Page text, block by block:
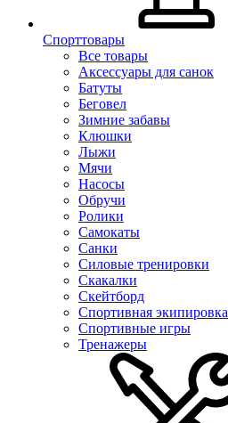
Спорттовары
Все товары
Аксессуары для санок
Батуты
Беговел
Зимние забавы
Клюшки
Лыжи
Мячи
Насосы
Обручи
Ролики
Самокаты
Санки
Силовые тренировки
Скакалки
Скейтборд
Спортивная экипировка
Спортивные игры
Тренажеры